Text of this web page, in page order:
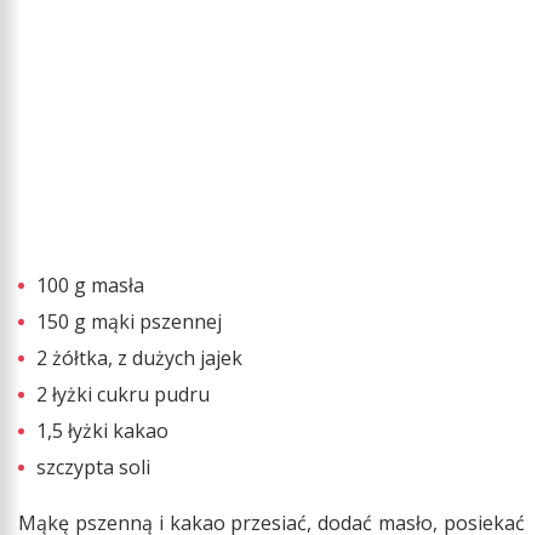
100 g masła
150 g mąki pszennej
2 żółtka, z dużych jajek
2 łyżki cukru pudru
1,5 łyżki kakao
szczypta soli
Mąkę pszenną i kakao przesiać, dodać masło, posiekać